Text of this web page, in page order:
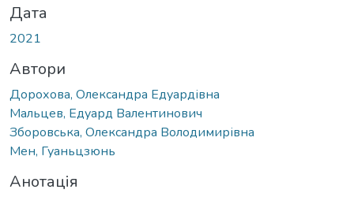
Дата
2021
Автори
Дорохова, Олександра Едуардівна
Мальцев, Едуард Валентинович
Зборовська, Олександра Володимирівна
Мен, Гуаньцзюнь
Анотація